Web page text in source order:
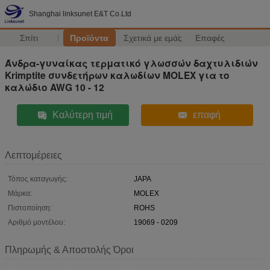
Shanghai linksunet E&T Co.Ltd
Σπίτι Προϊόντα Σχετικά με εμάς Επαφές
Άνδρα-γυναίκας τερματικό γλωσσών δαχτυλιδιών
Krimptite συνδετήρων καλωδίων MOLEX για το
καλώδιο AWG 10 - 12
Καλύτερη τιμή επαφή
Λεπτομέρειες
Τόπος καταγωγής:
JAPA
Μάρκα:
MOLEX
Πιστοποίηση:
ROHS
Αριθμό μοντέλου:
19069 - 0209
Πληρωμής & Αποστολής Όροι